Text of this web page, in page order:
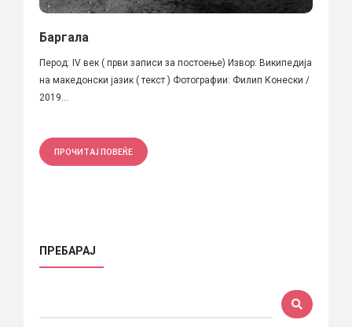
Баргала
Перод: IV век ( први записи за постоење) Извор: Википедија
на македонски јазик ( текст ) Фотографии: Филип Конески /
2019...
ПРОЧИТАЈ ПОВЕЌЕ
ПРЕБАРАЈ